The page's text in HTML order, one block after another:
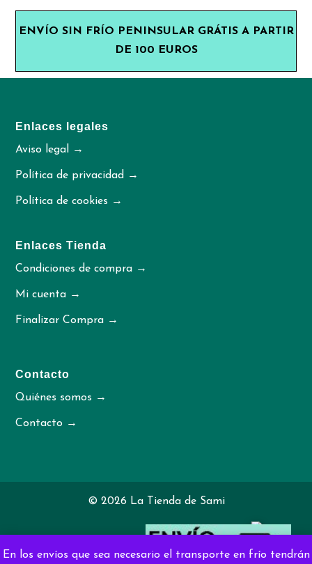
En los envíos que sea necesario el transporte en frío tendrán
ENVÍO SIN FRÍO PENINSULAR GRÁTIS A PARTIR
DE 100 EUROS
Enlaces legales
Aviso legal →
Política de privacidad →
Política de cookies →
Enlaces Tienda
Condiciones de compra →
Mi cuenta →
Finalizar Compra →
Contacto
Quiénes somos →
Contacto →
© 2026 La Tienda de Sami